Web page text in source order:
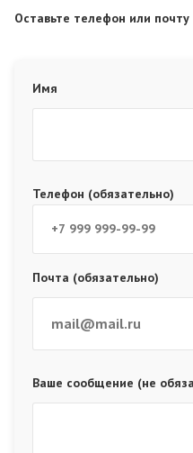
Оставьте телефон или
Имя
Телефон (обязательно)
Почта (обязательно)
Ваше сообщение (не